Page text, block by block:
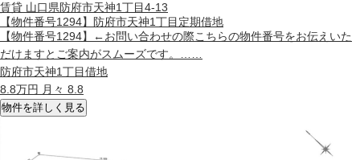
賃貸 山口県防府市天神1丁目4-13
【物件番号1294】防府市天神1丁目定期借地
【物件番号1294】←お問い合わせの際こちらの物件番号をお伝えいた
だけますとご案内がスムーズです。……
防府市天神1丁目借地
8.8万円 月々 8.8
物件を詳しく見る